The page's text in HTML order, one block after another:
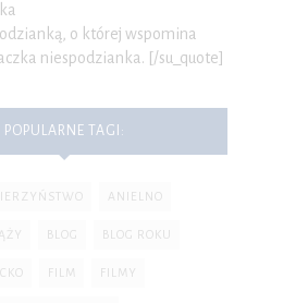
o której wspomina
niespodzianka. [/su_quote]
POPULARNE TAGI:
ANIELNO
BLOG BLOG ROKU
FILM FILMY